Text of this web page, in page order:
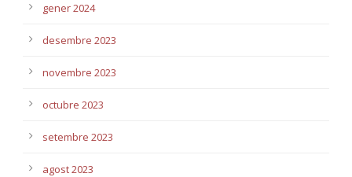
gener 2024
desembre 2023
novembre 2023
octubre 2023
setembre 2023
agost 2023